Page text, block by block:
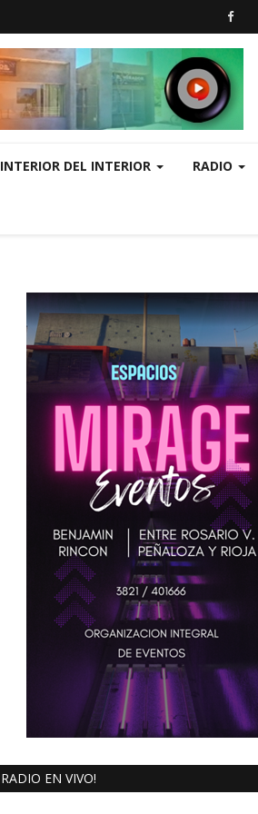
INTERIOR DEL INTERIOR RADIO
RADIO EN VIVO!